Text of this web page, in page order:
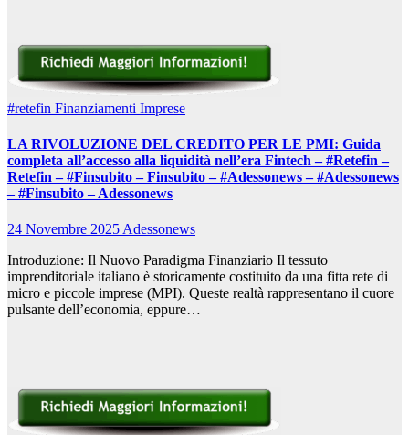
#retefin Finanziamenti Imprese
LA RIVOLUZIONE DEL CREDITO PER LE PMI: Guida
completa all’accesso alla liquidità nell’era Fintech – #Retefin –
Retefin – #Finsubito – Finsubito – #Adessonews – #Adessonews
– #Finsubito – Adessonews
24 Novembre 2025 Adessonews
Introduzione: Il Nuovo Paradigma Finanziario Il tessuto
imprenditoriale italiano è storicamente costituito da una fitta rete di
micro e piccole imprese (MPI). Queste realtà rappresentano il cuore
pulsante dell’economia, eppure…